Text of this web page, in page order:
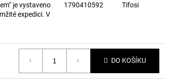
je vystaveno
expedici. V
1790410592
Tifosi
DO KOŠÍKU